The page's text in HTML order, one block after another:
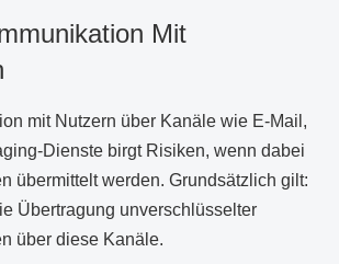
Mit
mit Nutzern über Kanäle wie E-Mail,
Dienste birgt Risiken, wenn dabei
übermittelt werden. Grundsätzlich gilt:
Übertragung unverschlüsselter
über diese Kanäle.